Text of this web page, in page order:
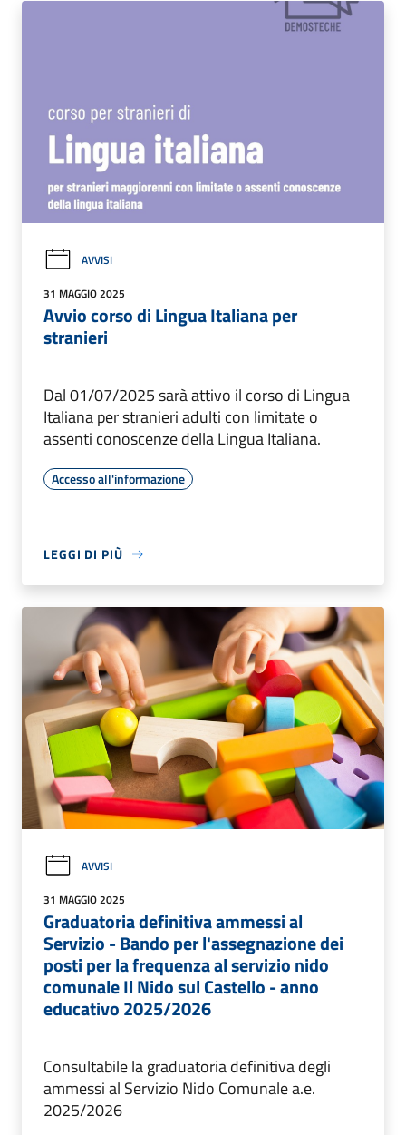
AVVISI
31 MAGGIO 2025
Avvio corso di Lingua Italiana per
stranieri
Dal 01/07/2025 sarà attivo il corso di Lingua
Italiana per stranieri adulti con limitate o
assenti conoscenze della Lingua Italiana.
Accesso all'informazione
LEGGI DI PIÙ
AVVISI
31 MAGGIO 2025
Graduatoria definitiva ammessi al
Servizio - Bando per l'assegnazione dei
posti per la frequenza al servizio nido
comunale Il Nido sul Castello - anno
educativo 2025/2026
Consultabile la graduatoria definitiva degli
ammessi al Servizio Nido Comunale a.e.
2025/2026